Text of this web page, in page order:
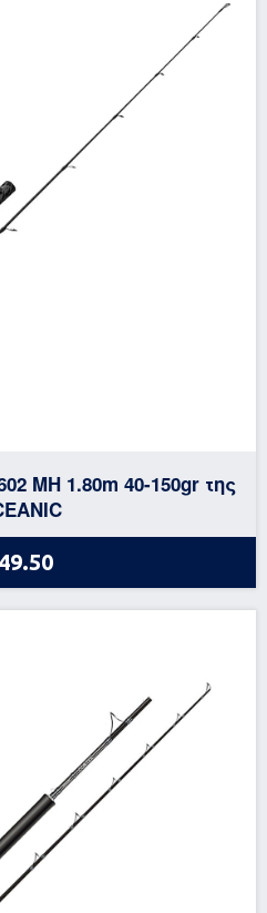
MH 1.80m 40-150gr της